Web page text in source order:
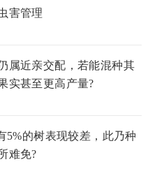
害管理
属近亲交配，若能混种其
实甚至更高产量?
5%的树表现较差，此乃种
难免?